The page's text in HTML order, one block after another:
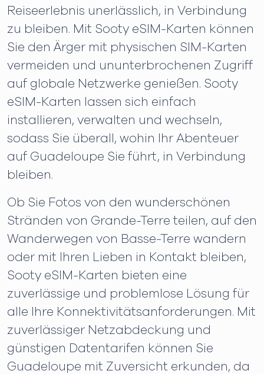
Reiseerlebnis unerlässlich, in Verbindung
zu bleiben. Mit Sooty eSIM-Karten können
Sie den Ärger mit physischen SIM-Karten
vermeiden und ununterbrochenen Zugriff
auf globale Netzwerke genießen. Sooty
eSIM-Karten lassen sich einfach
installieren, verwalten und wechseln,
sodass Sie überall, wohin Ihr Abenteuer
auf Guadeloupe Sie führt, in Verbindung
bleiben.
Ob Sie Fotos von den wunderschönen
Stränden von Grande-Terre teilen, auf den
Wanderwegen von Basse-Terre wandern
oder mit Ihren Lieben in Kontakt bleiben,
Sooty eSIM-Karten bieten eine
zuverlässige und problemlose Lösung für
alle Ihre Konnektivitätsanforderungen. Mit
zuverlässiger Netzabdeckung und
günstigen Datentarifen können Sie
Guadeloupe mit Zuversicht erkunden, da